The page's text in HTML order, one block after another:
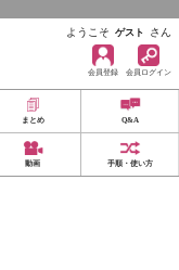
ようこそ ゲスト さん
会員登録 会員ログイン
まとめ Q&A
動画 手順・使い方